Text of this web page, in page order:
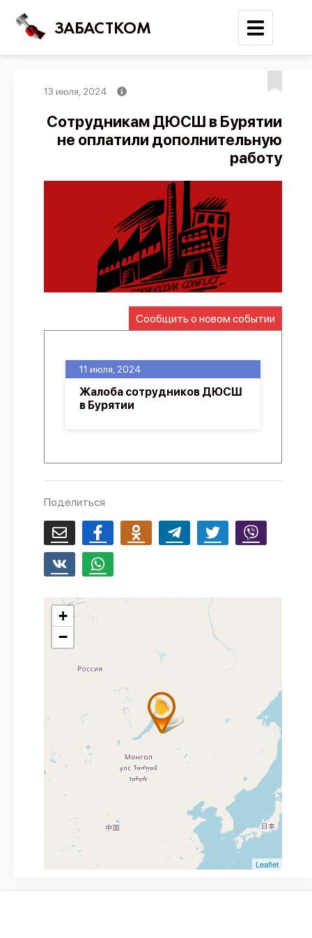
ЗАБАСТКОМ
Поиск
Карта событий
Трудовые конфликты
Отчеты
Предложить публикацию
Справочник
API
О проекте
13 июля, 2024
Сотрудникам ДЮСШ в Бурятии
не оплатили дополнительную
работу
Сообщить о новом событии
11 июля, 2024
Жалоба сотрудников ДЮСШ
в Бурятии
Поделиться
+
−
Leaflet